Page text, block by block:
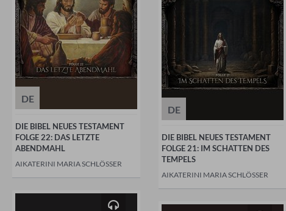
DE
DIE BIBEL NEUES TESTAMENT
FOLGE 22: DAS LETZTE
ABENDMAHL
AIKATERINI MARIA SCHLÖSSER
DE
DIE BIBEL NEUES TESTAMENT
FOLGE 21: IM SCHATTEN DES
TEMPELS
AIKATERINI MARIA SCHLÖSSER